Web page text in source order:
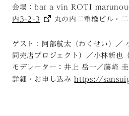
会場：bar a vin ROTI
内3-2-3
丸の内二重橋ビル・
ゲスト：阿部航太（わくせい）／
同売店プロジェクト）／小林新也
モデレーター：井上 岳一／藤崎
詳細・お申し込み
https://